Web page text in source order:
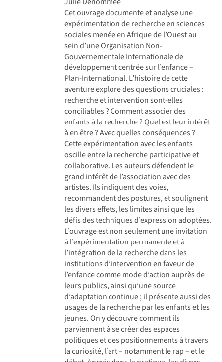
Cet ouvrage documente et analyse une
expérimentation de recherche en sciences
sociales menée en Afrique de l’Ouest au
sein d’une Organisation Non-
Gouvernementale Internationale de
développement centrée sur l’enfance –
Plan-International. L’histoire de cette
aventure explore des questions cruciales :
recherche et intervention sont-elles
conciliables ? Comment associer des
enfants à la recherche ? Quel est leur intérêt
à en être ? Avec quelles conséquences ?
Cette expérimentation avec les enfants
oscille entre la recherche participative et
collaborative. Les auteurs défendent le
grand intérêt de l’association avec des
artistes. Ils indiquent des voies,
recommandent des postures, et soulignent
les divers effets, les limites ainsi que les
défis des techniques d’expression adoptées.
L’ouvrage est non seulement une invitation
à l’expérimentation permanente et à
l’intégration de la recherche dans les
institutions d’intervention en faveur de
l’enfance comme mode d’action auprès de
leurs publics, ainsi qu’une source
d’adaptation continue ; il présente aussi des
usages de la recherche par les enfants et les
jeunes. On y découvre comment ils
parviennent à se créer des espaces
politiques et des positionnements à travers
la curiosité, l’art – notamment le rap – et le